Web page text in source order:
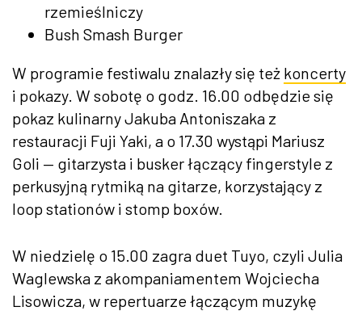
rzemieślniczy
Bush Smash Burger
W programie festiwalu znalazły się też koncerty
i pokazy. W sobotę o godz. 16.00 odbędzie się
pokaz kulinarny Jakuba Antoniszaka z
restauracji Fuji Yaki, a o 17.30 wystąpi Mariusz
Goli — gitarzysta i busker łączący fingerstyle z
perkusyjną rytmiką na gitarze, korzystający z
loop stationów i stomp boxów.
W niedzielę o 15.00 zagra duet Tuyo, czyli Julia
Waglewska z akompaniamentem Wojciecha
Lisowicza, w repertuarze łączącym muzykę